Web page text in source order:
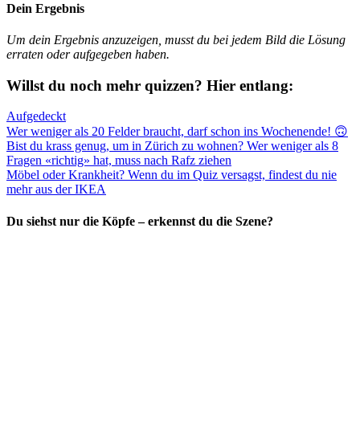
Dein Ergebnis
Um dein Ergebnis anzuzeigen, musst du bei jedem Bild die Lösung
erraten oder aufgegeben haben.
Willst du noch mehr quizzen? Hier entlang:
Aufgedeckt
Wer weniger als 20 Felder braucht, darf schon ins Wochenende! 🙃
Bist du krass genug, um in Zürich zu wohnen? Wer weniger als 8
Fragen «richtig» hat, muss nach Rafz ziehen
Möbel oder Krankheit? Wenn du im Quiz versagst, findest du nie
mehr aus der IKEA
Du siehst nur die Köpfe – erkennst du die Szene?